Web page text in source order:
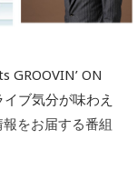
きました。
刻まれました。
ッとした」とお
けない」と話す
。
GROOVIN’ ON
ブ気分が味わえ
をお届する番組